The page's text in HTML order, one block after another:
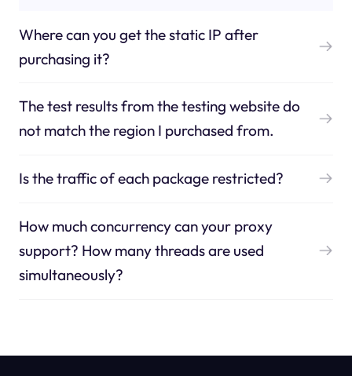
Where can you get the static IP after
purchasing it?
The test results from the testing website do
not match the region I purchased from.
Is the traffic of each package restricted?
How much concurrency can your proxy
support? How many threads are used
simultaneously?